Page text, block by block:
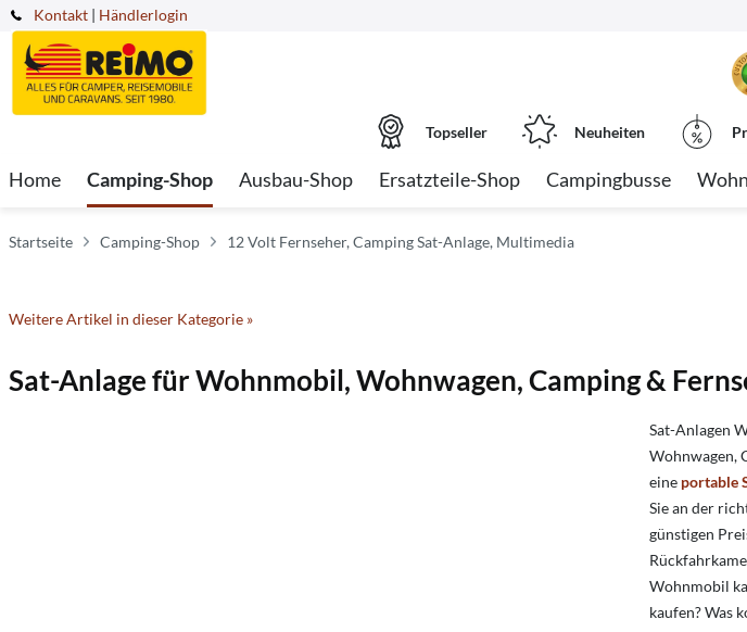
Kontakt | Händlerlogin
Topseller Neuheiten
Home Camping-Shop Ausbau-Shop Ersatzteile-Shop Campingbusse
Startseite Camping-Shop 12 Volt Fernseher, Camping Sat-Anlage, Multimedia
Weitere Artikel in dieser Kategorie »
Sat-Anlage für Wohnmobil, Wohnwagen, Camping &
Sat-Anlagen
Wohnwagen,
eine portable
Sie an der
günstigen
Wohnmobil
kaufen? Was